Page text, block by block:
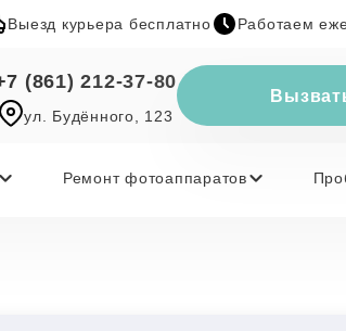
Выезд курьера бесплатно Работаем
(861) 212-37-80
ул. Будённого, 123
Ремонт фотоаппаратов